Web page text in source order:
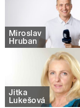
Miroslav
Hruban
Jitka
Lukešová